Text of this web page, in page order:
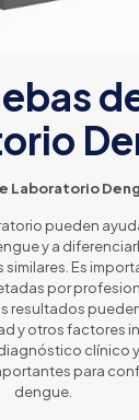
Laboratorio
pueden
y a
Es
por
resultados
y otros factores
clínico
para
dengue.